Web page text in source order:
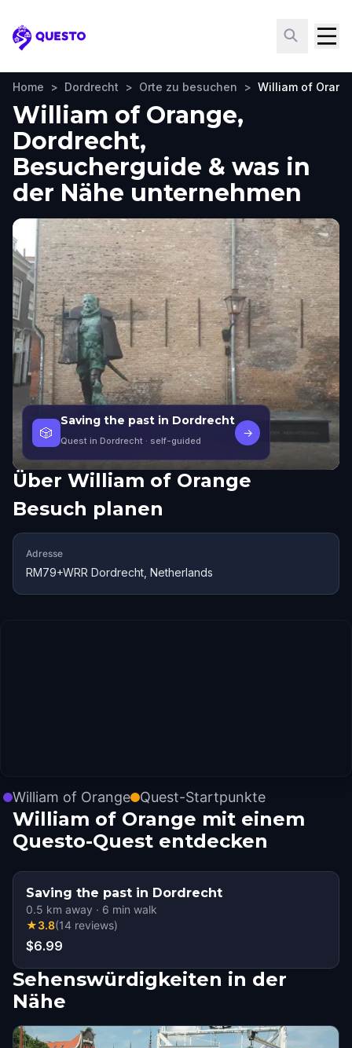
Questo
Home > Dordrecht > Orte zu besuchen > William of
William of Orange,
Dordrecht,
Besucherguide & was in
der Nähe unternehmen
🎲
Saving the past in Dordrecht
Quest in Dordrecht · self-guided
→
Über William of Orange
Besuch planen
Adresse
RM79+WRR Dordrecht, Netherlands
William of Orange Quest-Startpunkte
William of Orange mit einem
Questo-Quest entdecken
Saving the past in Dordrecht
0.5 km away · 6 min walk
★3.8(14 reviews)
$6.99
Sehenswürdigkeiten in der
Nähe